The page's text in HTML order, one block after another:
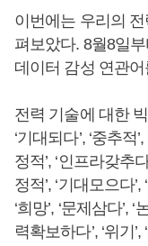
이번에는 우리의
펴보았다. 8월8일
데이터 감성 연관
전력 기술에 대한
‘기대되다’, ‘중추적’,
정적’, ‘인프라갖추다
정적’, ‘기대모으다’,
‘희망’, ‘문제삼다’, ‘
력확보하다’, ‘위기’,